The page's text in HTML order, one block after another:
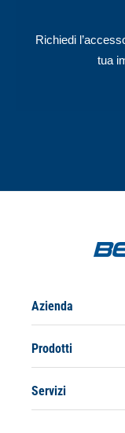
Richiedi
tua
Azienda
Prodotti
Servizi